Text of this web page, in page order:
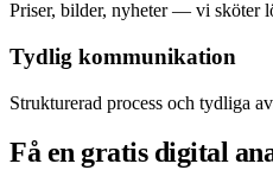
Priser, bilder, nyheter — vi sköter
Tydlig kommunikation
Strukturerad process och tydliga
Få en gratis digital